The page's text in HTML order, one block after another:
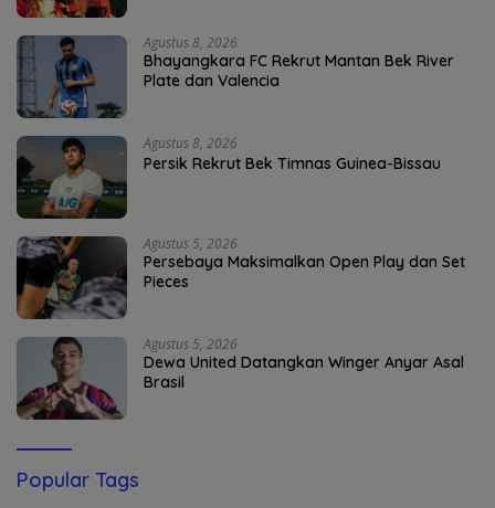
Agustus 8, 2026
Bhayangkara FC Rekrut Mantan Bek River
Plate dan Valencia
Agustus 8, 2026
Persik Rekrut Bek Timnas Guinea-Bissau
Agustus 5, 2026
Persebaya Maksimalkan Open Play dan Set
Pieces
Agustus 5, 2026
Dewa United Datangkan Winger Anyar Asal
Brasil
Popular Tags